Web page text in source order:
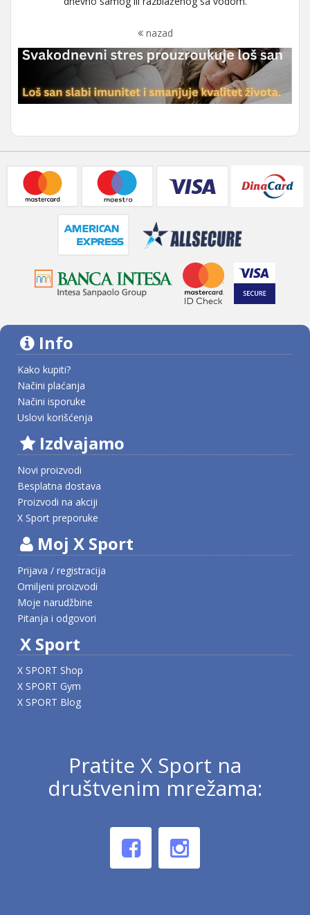
nazad
Info
Kako kupiti?
Načini plaćanja
Načini isporuke
Uslovi korišćenja
Izdvajamo
Novi proizvodi
Besplatna dostava
Proizvodi na akciji
X Sport preporuke
Moj X Sport
Prijava / registracija
Omiljeni proizvodi
Moje narudžbine
Pitanja i odgovori
X Sport
X SPORT Shop
X SPORT Gym
X SPORT Blog
Pratite X Sport na
društvenim mrežama: